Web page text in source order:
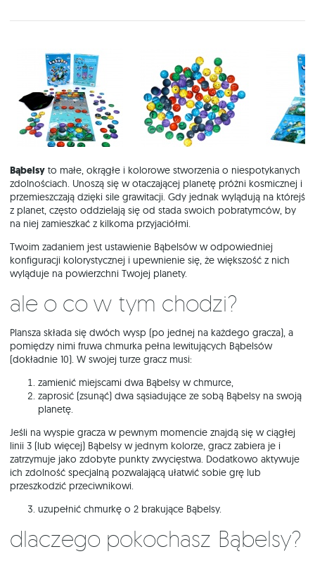
Bąbelsy to małe, okrągłe i kolorowe stworzenia o niespotykanych
zdolnościach. Unoszą się w otaczającej planetę próżni kosmicznej i
przemieszczają dzięki sile grawitacji. Gdy jednak wylądują na którejś
z planet, często oddzielają się od stada swoich pobratymców, by
na niej zamieszkać z kilkoma przyjaciółmi.
Twoim zadaniem jest ustawienie Bąbelsów w odpowiedniej
konfiguracji kolorystycznej i upewnienie się, że większość z nich
wyląduje na powierzchni Twojej planety.
Ale o co w tym chodzi?
Plansza składa się dwóch wysp (po jednej na każdego gracza), a
pomiędzy nimi fruwa chmurka pełna lewitujących Bąbelsów
(dokładnie 10). W swojej turze gracz musi:
zamienić miejscami dwa Bąbelsy w chmurce,
zaprosić (zsunąć) dwa sąsiadujące ze sobą Bąbelsy na swoją
planetę.
Jeśli na wyspie gracza w pewnym momencie znajdą się w ciągłej
linii 3 (lub więcej) Bąbelsy w jednym kolorze, gracz zabiera je i
zatrzymuje jako zdobyte punkty zwycięstwa. Dodatkowo aktywuje
ich zdolność specjalną pozwalającą ułatwić sobie grę lub
przeszkodzić przeciwnikowi.
uzupełnić chmurkę o 2 brakujące Bąbelsy.
Dlaczego pokochasz Bąbelsy?